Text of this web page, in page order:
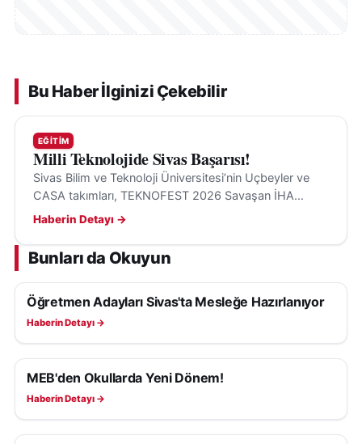
Bu Haber İlginizi Çekebilir
EĞITIM
Milli Teknolojide Sivas Başarısı!
Sivas Bilim ve Teknoloji Üniversitesi’nin Uçbeyler ve
CASA takımları, TEKNOFEST 2026 Savaşan İHA
Yarışması’nda finale kaldı. Final ise Siirt’te yapılacak.
Haberin Detayı →
Bunları da Okuyun
EĞITIM
Öğretmen Adayları Sivas'ta Mesleğe Hazırlanıyor
Haberin Detayı →
EĞITIM
MEB'den Okullarda Yeni Dönem!
Haberin Detayı →